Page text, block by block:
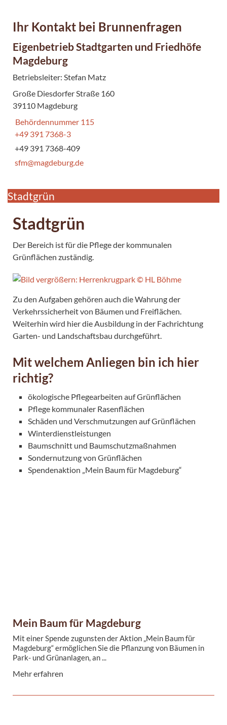
Ihr Kontakt bei Brunnenfragen
Eigenbetrieb Stadtgarten und Friedhöfe
Magdeburg
Betriebsleiter: Stefan Matz
Große Diesdorfer Straße 160
39110 Magdeburg
Behördennummer 115
+49 391 7368-3
+49 391 7368-409
sfm@magdeburg.de
Stadtgrün
Stadtgrün
Der Bereich ist für die Pflege der kommunalen
Grünflächen zuständig.
Zu den Aufgaben gehören auch die Wahrung der
Verkehrssicherheit von Bäumen und Freiflächen.
Weiterhin wird hier die Ausbildung in der Fachrichtung
Garten- und Landschaftsbau durchgeführt.
Mit welchem Anliegen bin ich hier
richtig?
ökologische Pflegearbeiten auf Grünflächen
Pflege kommunaler Rasenflächen
Schäden und Verschmutzungen auf Grünflächen
Winterdienstleistungen
Baumschnitt und Baumschutzmaßnahmen
Sondernutzung von Grünflächen
Spendenaktion „Mein Baum für Magdeburg“
Mein Baum für Magdeburg
Mit einer Spende zugunsten der Aktion „Mein Baum für
Magdeburg“ ermöglichen Sie die Pflanzung von Bäumen in
Park- und Grünanlagen, an ...
Mehr erfahren